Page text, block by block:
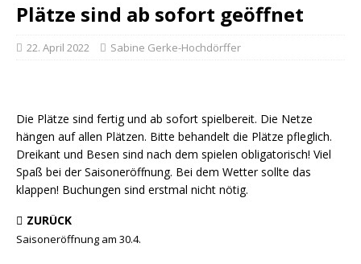
Plätze sind ab sofort geöffnet
22. April 2022 Sabine Gerke-Hochdörffer
Die Plätze sind fertig und ab sofort spielbereit. Die Netze
hängen auf allen Plätzen. Bitte behandelt die Plätze pfleglich.
Dreikant und Besen sind nach dem spielen obligatorisch! Viel
Spaß bei der Saisoneröffnung. Bei dem Wetter sollte das
klappen! Buchungen sind erstmal nicht nötig.
ZURÜCK
Saisoneröffnung am 30.4.